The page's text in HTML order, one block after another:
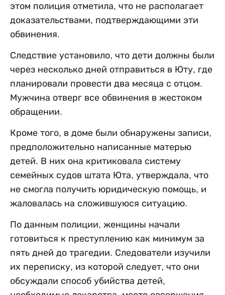
этом полиция отметила, что не располагает
доказательствами, подтверждающими эти
обвинения.
Следствие установило, что дети должны были
через несколько дней отправиться в Юту, где
планировали провести два месяца с отцом.
Мужчина отверг все обвинения в жестоком
обращении.
Кроме того, в доме были обнаружены записи,
предположительно написанные матерью
детей. В них она критиковала систему
семейных судов штата Юта, утверждала, что
не смогла получить юридическую помощь, и
жаловалась на сложившуюся ситуацию.
По данным полиции, женщины начали
готовиться к преступлению как минимум за
пять дней до трагедии. Следователи изучили
их переписку, из которой следует, что они
обсуждали способ убийства детей,